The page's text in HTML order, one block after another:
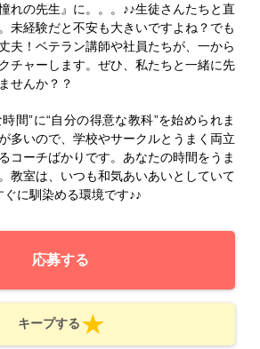
れの先生』に。。。♪♪生徒さんたちと直
未経験だと不安も大きいですよね？でも
夫！ベテラン講師や社員たちが、一から
チャーします。ぜひ、私たちと一緒に先
せんか？？
間”に“自分の得意な教科”を始められま
多いので、学校やサークルとうまく両立
コーチばかりです。あなたの時間をうま
教室は、いつも和気あいあいとしていて
に馴染める環境です♪♪
応募する
キープする